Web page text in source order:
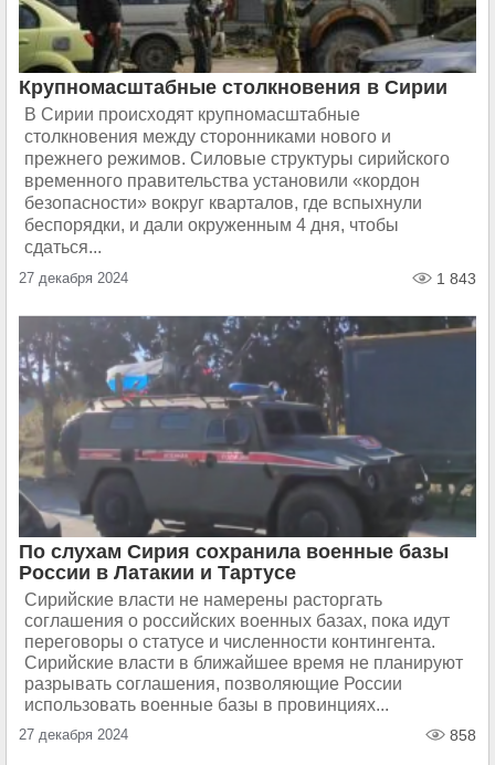
Крупномасштабные столкновения в Сирии
В Сирии происходят крупномасштабные
столкновения между сторонниками нового и
прежнего режимов. Силовые структуры сирийского
временного правительства установили «кордон
безопасности» вокруг кварталов, где вспыхнули
беспорядки, и дали окруженным 4 дня, чтобы
сдаться...
27 декабря 2024 1 843
По слухам Сирия сохранила военные базы
России в Латакии и Тартусе
Сирийские власти не намерены расторгать
соглашения о российских военных базах, пока идут
переговоры о статусе и численности контингента.
Сирийские власти в ближайшее время не планируют
разрывать соглашения, позволяющие России
использовать военные базы в провинциях...
27 декабря 2024 858